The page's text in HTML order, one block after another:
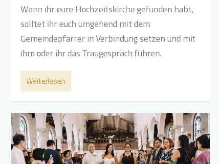
Wenn ihr eure Hochzeitskirche gefunden habt,
solltet ihr euch umgehend mit dem
Gemeindepfarrer in Verbindung setzen und mit
ihm oder ihr das Traugespräch führen.
Weiterlesen